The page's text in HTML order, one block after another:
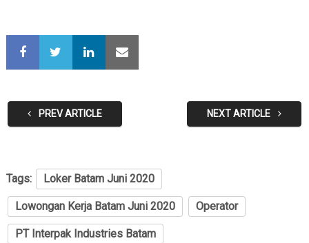
PREV ARTICLE NEXT ARTICLE
Tags: Loker Batam Juni 2020
Lowongan Kerja Batam Juni 2020 Operator
PT Interpak Industries Batam